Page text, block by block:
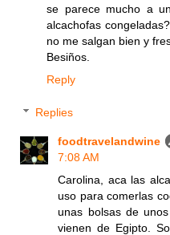
se parece mucho a
alcachofas
no me salgan bien y
Besiños.
Reply
Replies
foodtravelandwine
7:08 AM
Carolina, aca las
uso para comerlas
unas bolsas de
vienen de Egipto.